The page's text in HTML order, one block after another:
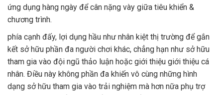
ứng dụng hàng ngày để cân nặng vày giữa tiêu khiển &
chương trình.
phía cạnh đấy, lợi dụng hầu như nhân kiệt thị trường để gắn
kết sở hữu phần đa người chơi khác, chẳng hạn như sở hữu
tham gia vào đội ngũ thảo luận hoặc giới thiệu giới thiệu cá
nhân. Điều này không phần đa khiến vô cùng những hình
dạng sở hữu tham gia vào trải nghiệm mà hơn nữa phụ trợ